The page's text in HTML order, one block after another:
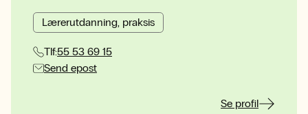
Lærerutdanning, praksis
Tlf:55 53 69 15
Send epost
Se profil